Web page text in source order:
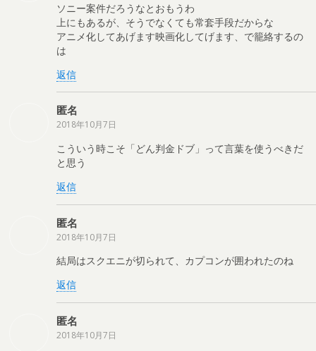
ソニー案件だろうなとおもうわ
上にもあるが、そうでなくても常套手段だからな
アニメ化してあげます映画化してげます、で籠絡するの
は
返信
匿名
2018年10月7日
こういう時こそ「どん判金ドブ」って言葉を使うべきだ
と思う
返信
匿名
2018年10月7日
結局はスクエニが切られて、カプコンが囲われたのね
返信
匿名
2018年10月7日